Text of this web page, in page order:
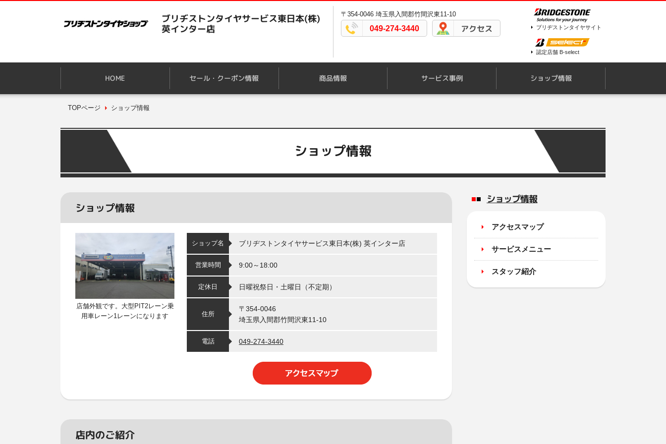
ブリヂストンタイヤサービス東日本(株)
英インター店
〒354-0046 埼玉県入間郡竹間沢東11-10
049-274-3440 アクセス ブリヂストンタイヤサイト
認定店舗 B-select
HOME セール・クーポン情報 商品情報 サービス事例 ショップ情報
TOPページ ショップ情報
ショップ情報
ショップ情報
店舗外観です。大型PIT2レーン乗
用車レーン1レーンになります
ショップ名 ブリヂストンタイヤサービス東日本(株) 英インター店
営業時間 9:00～18:00
定休日 日曜祝祭日・土曜日（不定期）
住所
〒354-0046
埼玉県入間郡竹間沢東11-10
電話 049-274-3440
店内のご紹介
ショップ情報
アクセスマップ
サービスメニュー
スタッフ紹介